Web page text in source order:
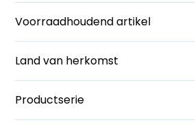
Voorraadhoudend artikel
Land van herkomst
Productserie